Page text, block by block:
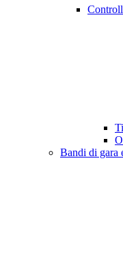
Bandi di gara